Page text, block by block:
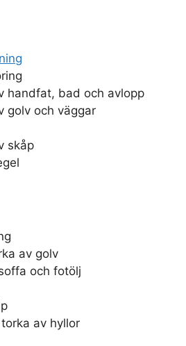
handfat, bad och avlopp
golv och väggar
skåp
av golv
och fotölj
av hyllor